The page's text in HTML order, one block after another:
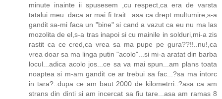
minute inainte ii spusesem ,cu respect,ca era de varsta
tatalui meu..daca ar mai fi trait...asa ca drept multumire,s-a
gandit sa-mi faca un "bine" si cand a vazut ca eu nu ma las
mozolita de el,s-a tras inapoi si cu mainile in solduri,mi-a zis
rastit ca ce cred,ca vrea sa ma pupe pe gura??!!..nu!,ca
vrea doar sa ma linga putin "acolo"...si mi-a aratat din barba
locul...adica acolo jos...ce sa va mai spun...am plans toata
noaptea si m-am gandit ce ar trebui sa fac...?sa ma intorc
in tara?..dupa ce am baut 2000 de kilometrri..?asa ca am
strans din dinti si am incercat sa fiu tare...asa am ramas 8